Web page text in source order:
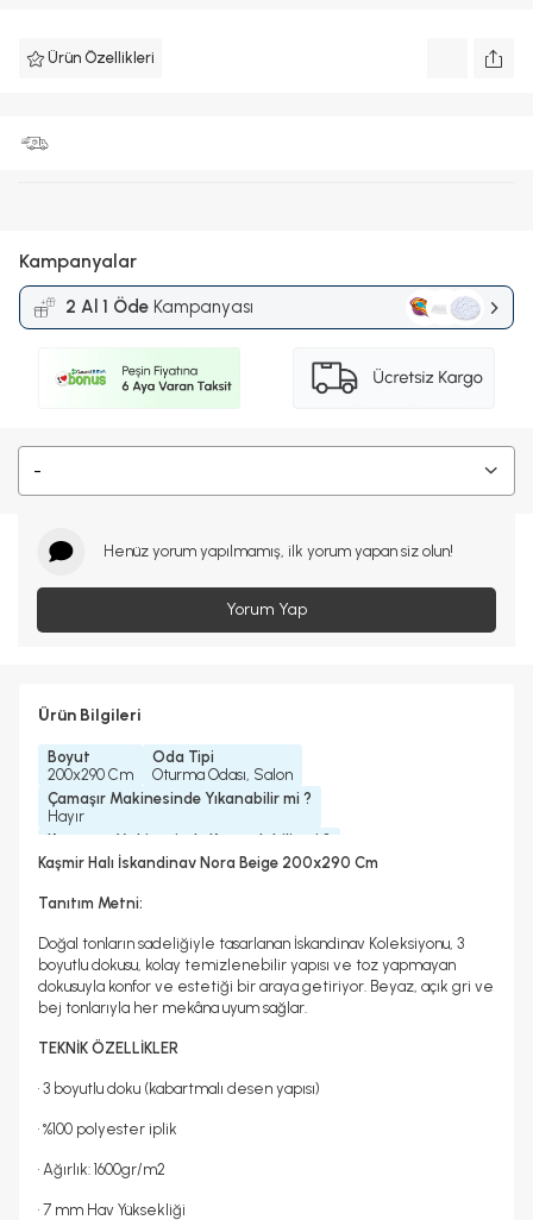
Ürün Özellikleri
Kampanyalar
2 Al 1 Öde Kampanyası
-
Henüz yorum yapılmamış, ilk yorum yapan siz olun!
Yorum Yap
Ürün Bilgileri
Boyut
200x290 Cm
Oda Tipi
Oturma Odası, Salon
Çamaşır Makinesinde Yıkanabilir mi ?
Hayır
Kurutma Makinesinde Kurutulabilir mi ?
Hayır
Hayır
Kaşmir Halı İskandinav Nora Beige 200x290 Cm
Tanıtım Metni:
Doğal tonların sadeliğiyle tasarlanan İskandinav Koleksiyonu, 3
boyutlu dokusu, kolay temizlenebilir yapısı ve toz yapmayan
dokusuyla konfor ve estetiği bir araya getiriyor. Beyaz, açık gri ve
bej tonlarıyla her mekâna uyum sağlar.
TEKNİK ÖZELLİKLER
• 3 boyutlu doku (kabartmalı desen yapısı)
• %100 polyester iplik
• Ağırlık: 1600gr/m2
• 7 mm Hav Yüksekliği